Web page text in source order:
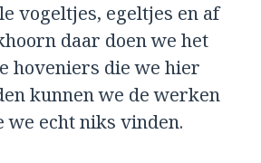
vogeltjes, egeltjes en af
daar doen we het
hoveniers die we hier
kunnen we de werken
we echt niks vinden.